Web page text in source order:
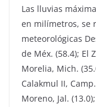
Las lluvias
en milímetros, se
meteorológicas
de Méx. (58.4); El
Morelia, Mich.
Calakmul II,
Moreno, Jal.